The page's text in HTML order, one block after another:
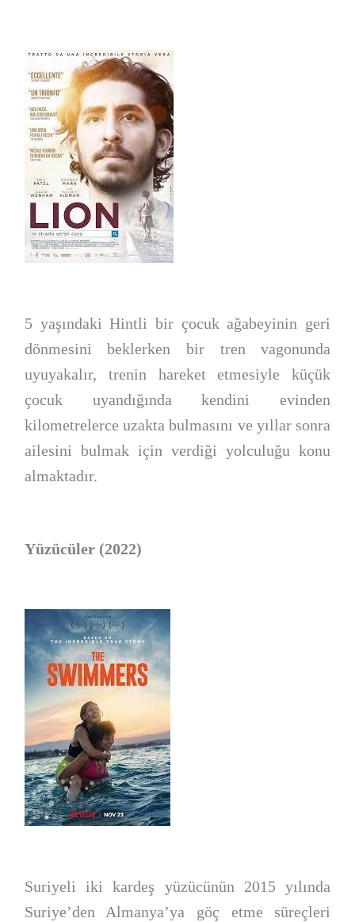
5 yaşındaki Hintli bir çocuk ağabeyinin geri
dönmesini beklerken bir tren vagonunda
uyuyakalır, trenin hareket etmesiyle küçük
çocuk uyandığında kendini evinden
kilometrelerce uzakta bulmasını ve yıllar sonra
ailesini bulmak için verdiği yolculuğu konu
almaktadır.
Yüzücüler (2022)
Suriyeli iki kardeş yüzücünün 2015 yılında
Suriye’den Almanya’ya göç etme süreçleri